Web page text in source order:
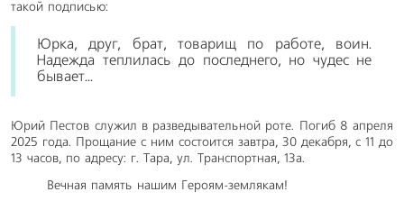
такой подписью:
Юрка, друг, брат, товарищ по работе, воин.
Надежда теплилась до последнего, но чудес не
бывает...
Юрий Пестов служил в разведывательной роте. Погиб 8 апреля
2025 года. Прощание с ним состоится завтра, 30 декабря, с 11 до
13 часов, по адресу: г. Тара, ул. Транспортная, 13а.
Вечная память нашим Героям-землякам!